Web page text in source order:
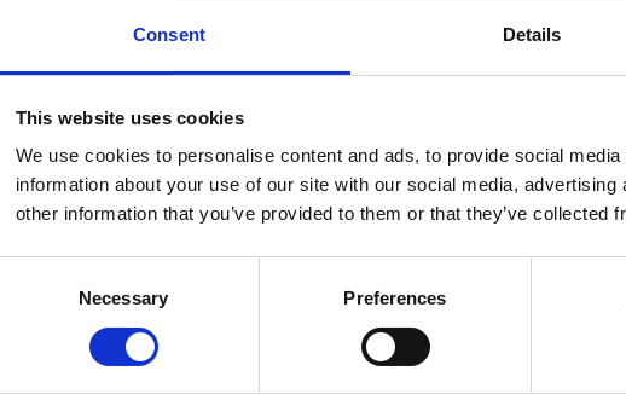
Consent Details
This website uses cookies
We use cookies to personalise content and ads, to provide social
information about your use of our site with our social media,
other information that you’ve provided to them or that they’ve collected
Necessary Preferences
hecht team en die saamhorigheid maakt een groot
het echt samen. Daarnaast hebben we veel vaste
een praatje, leert mensen kennen en dat geeft een heel
gevoel. Het is echt een beetje ons-kent-ons.”
jaren groeide Leonie door van medewerker naar
“Bijna zes jaar geleden kreeg ik de kans om de rol van mijn
over te nemen. Daardoor heb ik veel geleerd, vooral over
nemen, rust bewaren en het delegeren van